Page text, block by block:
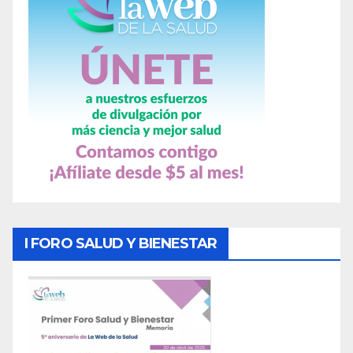
I FORO SALUD Y BIENESTAR